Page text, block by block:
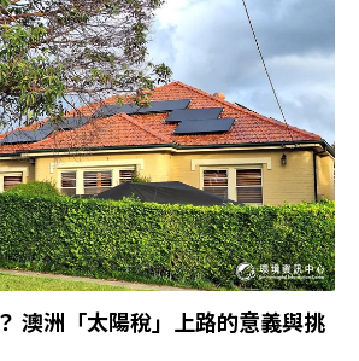
裝設的屋頂光電，他不需要付電費，反而是
他有電動車，不用汽油；兩年半前他把瓦斯
器，一年的熱水費從600澳元降到75澳元。
入，他的投資在六、七年就會回本——過不
水了。在現代都會中過著能源自給自足的生
彼家中待了一個下午，聽他娓娓道來。不用
付你錢艾德彼在2012年裝設3kW光電系
年7月
澳洲「太陽稅」上路的意義與挑